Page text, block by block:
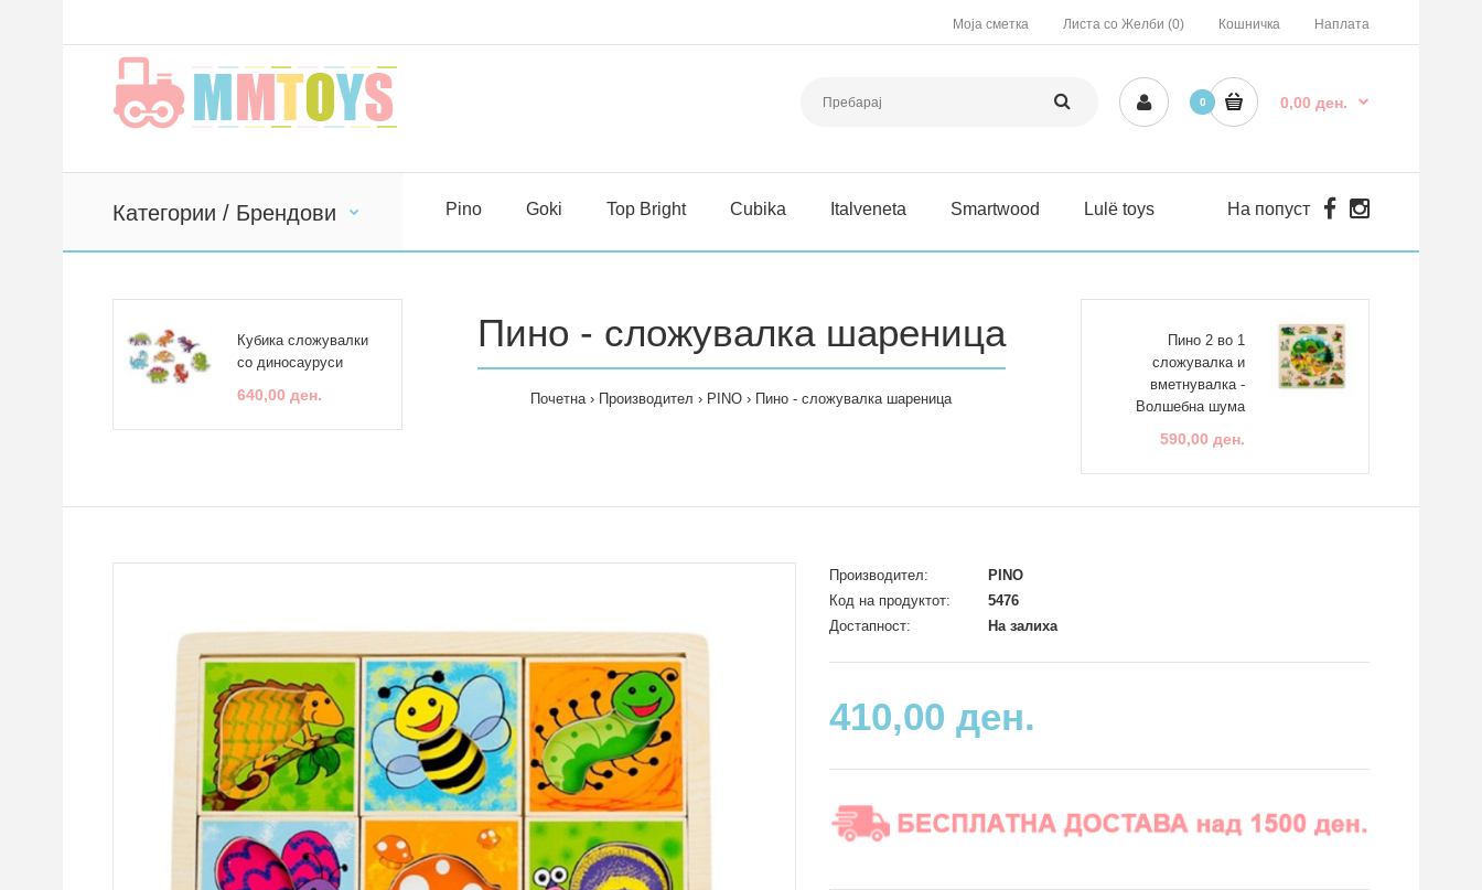
Моја сметка Листа со Желби (0) Кошничка Наплата
0 0,00 ден.
Категории / Брендови Pino Goki Top Bright Cubika Italveneta Smartwood Lulë toys На попуст
Кубика сложувалки
со диносауруси
640,00 ден.
Пино - сложувалка шареница
Почетна Производител PINO Пино - сложувалка шареница
Пино 2 во 1
сложувалка и
вметнувалка -
Волшебна шума
590,00 ден.
Производител:
PINO
Код на продуктот:
5476
Достапност:
На залиха
410,00 ден.